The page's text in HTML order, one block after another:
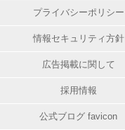
プライバシーポリシー
情報セキュリティ方針
広告掲載に関して
採用情報
公式ブログ favicon